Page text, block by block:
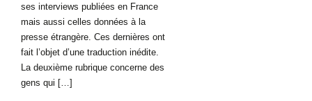
ses interviews publiées en France
mais aussi celles données à la
presse étrangère. Ces dernières ont
fait l’objet d’une traduction inédite.
La deuxième rubrique concerne des
gens qui […]